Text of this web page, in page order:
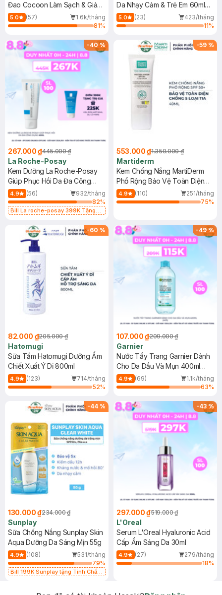
Đao Cocoon Làm Sạch & Giảm
Dầu 500ml
5.0 (57)
1.6k/tháng
81%
Da Nhạy Cảm & Trẻ Em 60ml
(Mới)
5.0 (23)
423/tháng
11%
-40%
267.000 ₫445.000 ₫
La Roche-Posay
Kem Dưỡng La Roche-Posay
Giúp Phục Hồi Da Đa Công
Dụng 40ml
4.9 (56)
932/tháng
82%
Bill La roche-posay 399K Tặng
(SL có hạn)
-59 %
553.000 ₫1.350.000 ₫
Martiderm
Kem Chống Nắng MartiDerm
Phổ Rộng Bảo Vệ Toàn Diện
40ml
4.9 (110)
251/tháng
75%
-60 %
82.000 ₫205.000 ₫
Hatomugi
Sữa Tắm Hatomugi Dưỡng Ẩm
Chiết Xuất Ý Dĩ 800ml
4.9 (123)
714/tháng
52%
-49%
107.000 ₫209.000 ₫
Garnier
Nước Tẩy Trang Garnier Dành
Cho Da Dầu Và Mụn 400ml
(Mới)
4.9 (69)
1.1k/tháng
63%
-44 %
130.000 ₫234.000 ₫
Sunplay
Sữa Chống Nắng Sunplay Skin
Aqua Dưỡng Da Sáng Mịn 55g
4.9 (108)
531/tháng
79%
Bill 199K Sunplay tặng Tinh Chất
-43%
297.000 ₫519.000 ₫
L'Oreal
Serum L'Oreal Hyaluronic Acid
Cấp Ẩm Sáng Da 30ml
4.9 (27)
279/tháng
18%